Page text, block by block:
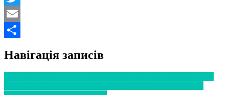
Twitter
Email
Навігація записів